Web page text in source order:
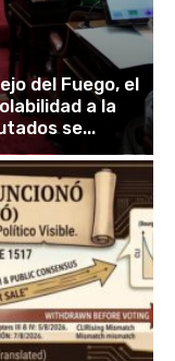
del Fuego, el
a la
se...